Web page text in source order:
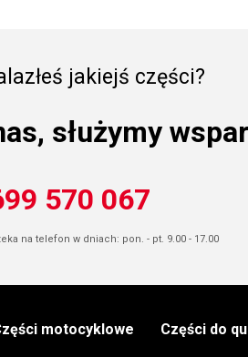
jakiejś części?
służymy
570 067
na telefon w dniach: pon. - pt. 9.00 - 17.00
motocyklowe Części do